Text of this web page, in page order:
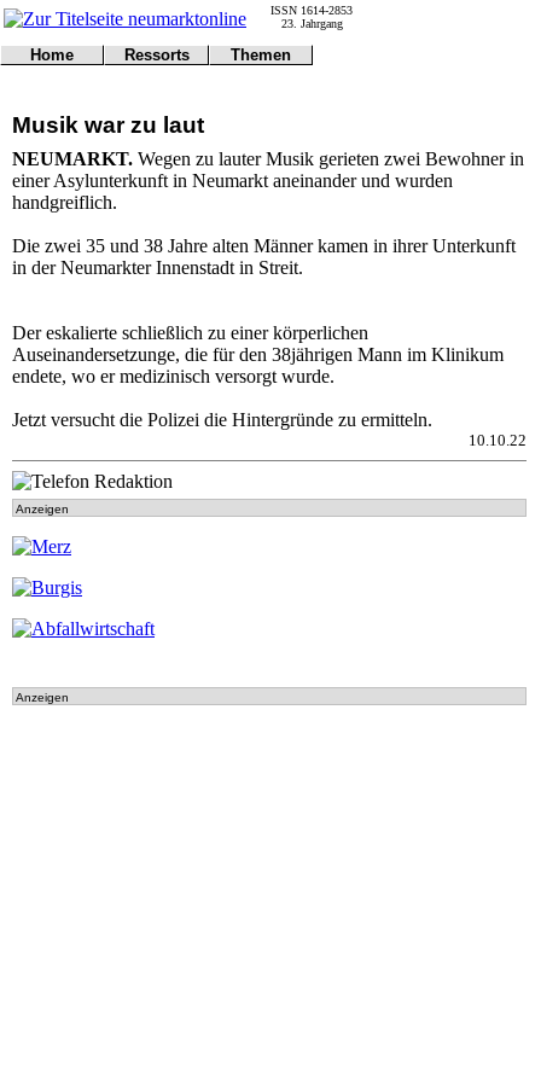
Musik war zu laut
NEUMARKT. Wegen zu lauter Musik gerieten zwei Bewohner in
einer Asylunterkunft in Neumarkt aneinander und wurden
handgreiflich.
Die zwei 35 und 38 Jahre alten Männer kamen in ihrer Unterkunft
in der Neumarkter Innenstadt in Streit.
Der eskalierte schließlich zu einer körperlichen
Auseinandersetzunge, die für den 38jährigen Mann im Klinikum
endete, wo er medizinisch versorgt wurde.
Jetzt versucht die Polizei die Hintergründe zu ermitteln.
10.10.22
Anzeigen
Anzeigen
ISSN 1614-2853
23. Jahrgang
Home
Notfall
Impressum
Ressorts
Wirtschaft
Sport
Polizei
Themen
Online
Gesundheit
Statistiken
@NM
Tiere
Schule
Eilmeldungen